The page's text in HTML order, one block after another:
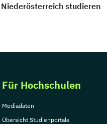
studieren
Für Hochschulen
Mediadaten
Übersicht Studienportale